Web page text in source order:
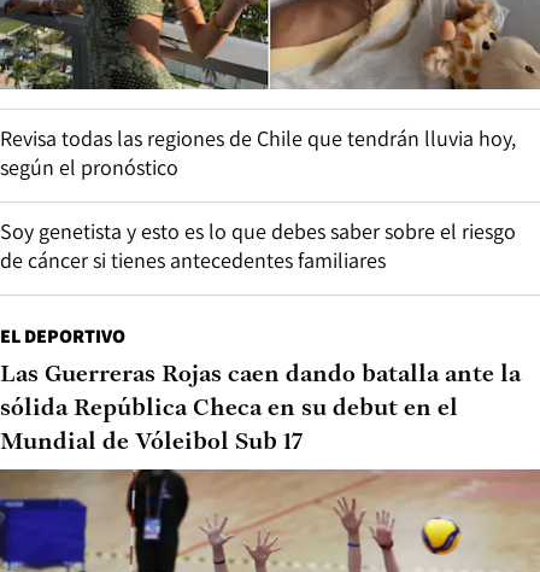
Revisa todas las regiones de Chile que tendrán lluvia hoy,
según el pronóstico
Soy genetista y esto es lo que debes saber sobre el riesgo
de cáncer si tienes antecedentes familiares
EL DEPORTIVO
Las Guerreras Rojas caen dando batalla ante la
sólida República Checa en su debut en el
Mundial de Vóleibol Sub 17